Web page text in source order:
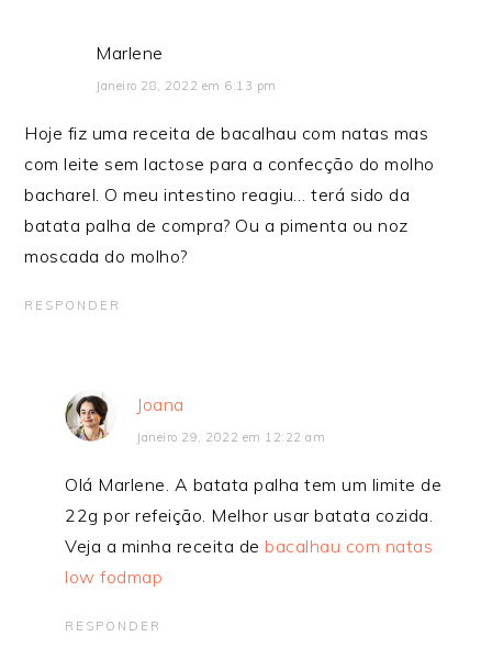
Marlene
Janeiro 28, 2022 em 6:13 pm
Hoje fiz uma receita de bacalhau com natas mas
com leite sem lactose para a confecção do molho
bacharel. O meu intestino reagiu… terá sido da
batata palha de compra? Ou a pimenta ou noz
moscada do molho?
RESPONDER
Joana
Janeiro 29, 2022 em 12:22 am
Olá Marlene. A batata palha tem um limite de
22g por refeição. Melhor usar batata cozida.
Veja a minha receita de bacalhau com natas
low fodmap
RESPONDER